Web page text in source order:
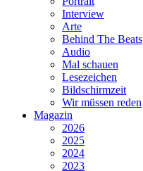
Interview
Arte
Behind The Beats
Audio
Mal schauen
Lesezeichen
Bildschirmzeit
Wir müssen reden
Magazin
2026
2025
2024
2023